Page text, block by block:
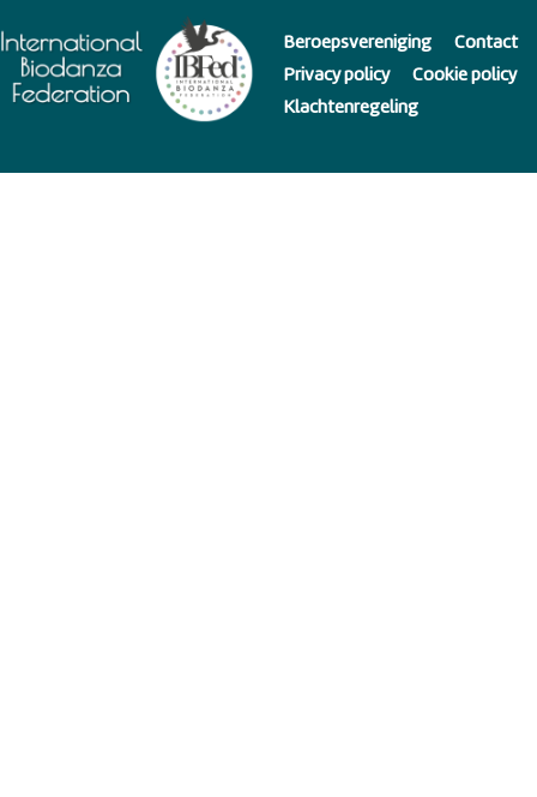
Beroepsvereniging
Contact
Privacy policy
Cookie policy
Klachtenregeling